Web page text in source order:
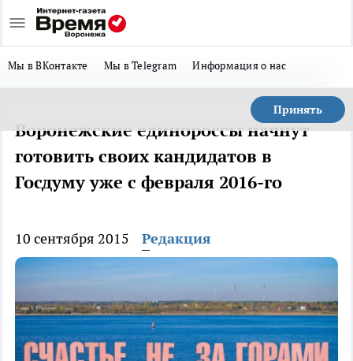
Мы в ВКонтакте Мы в Telegram Информация о нас
Принять
Воронежские единороссы начнут
готовить своих кандидатов в
Госдуму уже с февраля 2016-го
10 сентября 2015 Редакция